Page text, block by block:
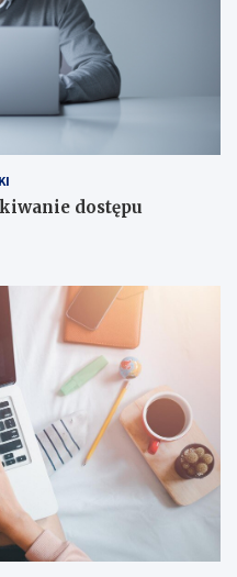
dostępu